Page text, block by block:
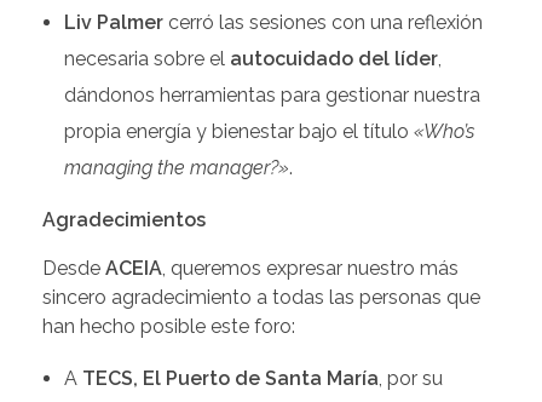
Liv Palmercerró las sesiones con una reflexión
necesaria sobre el autocuidado del líder,
dándonos herramientas para gestionar nuestra
propia energía y bienestar bajo el título «Who’s
managing the manager?».
Agradecimientos
Desde ACEIA, queremos expresar nuestro más
sincero agradecimiento a todas las personas que
han hecho posible este foro:
A TECS, El Puerto de Santa María, por su